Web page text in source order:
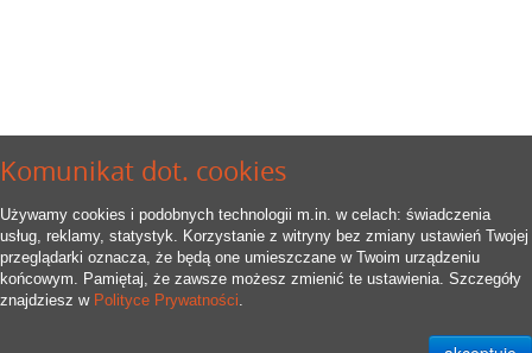
Komunikat dot. cookies
Używamy cookies i podobnych technologii m.in. w celach: świadczenia
usług, reklamy, statystyk. Korzystanie z witryny bez zmiany ustawień Twojej
przeglądarki oznacza, że będą one umieszczane w Twoim urządzeniu
końcowym. Pamiętaj, że zawsze możesz zmienić te ustawienia. Szczegóły
znajdziesz w Polityce Prywatności.